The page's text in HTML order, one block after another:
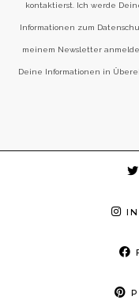
kontaktierst. Ich werde
Informationen zum
meinem Newsletter
Deine Informationen in